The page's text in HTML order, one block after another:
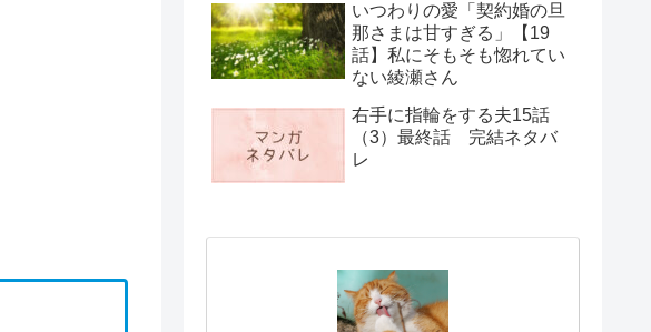
いつわりの愛「契約婚の旦
那さまは甘すぎる」【19
話】私にそもそも惚れてい
ない綾瀬さん
右手に指輪をする夫15話
（3）最終話 完結ネタバ
レ